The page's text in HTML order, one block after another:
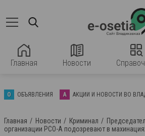
Главная Новости
О ОБЪЯВЛЕНИЯ А АКЦИИ И НОВОСТИ ВО
Главная Новости Криминал
организации РСО-А подозревают в